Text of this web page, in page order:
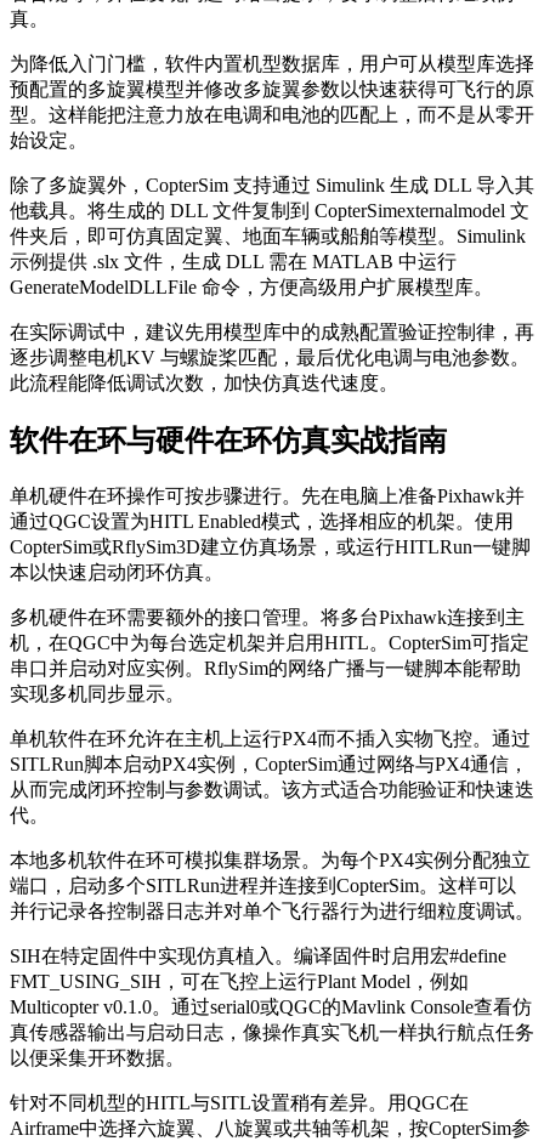
真。
为降低入门门槛，软件内置机型数据库，用户可从模型库选择
预配置的多旋翼模型并修改多旋翼参数以快速获得可飞行的原
型。这样能把注意力放在电调和电池的匹配上，而不是从零开
始设定。
除了多旋翼外，CopterSim 支持通过 Simulink 生成 DLL 导入其
他载具。将生成的 DLL 文件复制到 CopterSimexternalmodel 文
件夹后，即可仿真固定翼、地面车辆或船舶等模型。Simulink
示例提供 .slx 文件，生成 DLL 需在 MATLAB 中运行
GenerateModelDLLFile 命令，方便高级用户扩展模型库。
在实际调试中，建议先用模型库中的成熟配置验证控制律，再
逐步调整电机KV 与螺旋桨匹配，最后优化电调与电池参数。
此流程能降低调试次数，加快仿真迭代速度。
软件在环与硬件在环仿真实战指南
单机硬件在环操作可按步骤进行。先在电脑上准备Pixhawk并
通过QGC设置为HITL Enabled模式，选择相应的机架。使用
CopterSim或RflySim3D建立仿真场景，或运行HITLRun一键脚
本以快速启动闭环仿真。
多机硬件在环需要额外的接口管理。将多台Pixhawk连接到主
机，在QGC中为每台选定机架并启用HITL。CopterSim可指定
串口并启动对应实例。RflySim的网络广播与一键脚本能帮助
实现多机同步显示。
单机软件在环允许在主机上运行PX4而不插入实物飞控。通过
SITLRun脚本启动PX4实例，CopterSim通过网络与PX4通信，
从而完成闭环控制与参数调试。该方式适合功能验证和快速迭
代。
本地多机软件在环可模拟集群场景。为每个PX4实例分配独立
端口，启动多个SITLRun进程并连接到CopterSim。这样可以
并行记录各控制器日志并对单个飞行器行为进行细粒度调试。
SIH在特定固件中实现仿真植入。编译固件时启用宏#define
FMT_USING_SIH，可在飞控上运行Plant Model，例如
Multicopter v0.1.0。通过serial0或QGC的Mavlink Console查看仿
真传感器输出与启动日志，像操作真实飞机一样执行航点任务
以便采集开环数据。
针对不同机型的HITL与SITL设置稍有差异。用QGC在
Airframe中选择六旋翼、八旋翼或共轴等机架，按CopterSim参